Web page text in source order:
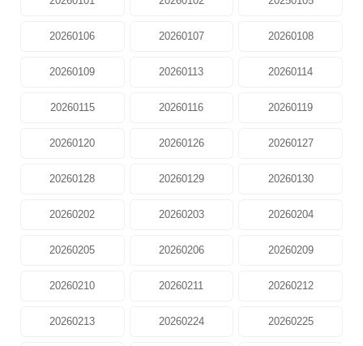
20260106 20260107 20260108
20260109 20260113 20260114
20260115 20260116 20260119
20260120 20260126 20260127
20260128 20260129 20260130
20260202 20260203 20260204
20260205 20260206 20260209
20260210 20260211 20260212
20260213 20260224 20260225